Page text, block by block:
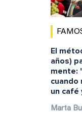
El
años)
mente:
cuando
un café
Marta